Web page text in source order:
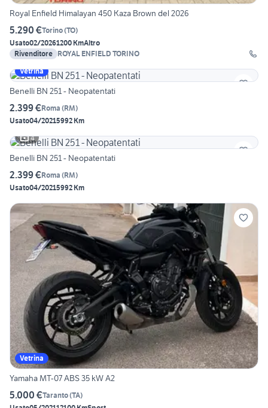
Royal Enfield Himalayan 450 Kaza Brown del 2026
5.290 €Torino(TO)
Usato02/20261200 KmAltro
Rivenditore ROYAL ENFIELD TORINO
Vetrina
Benelli BN 251 - Neopatentati
2.399 €Roma (RM)
Usato04/20215992 Km
4
Benelli BN 251 - Neopatentati
2.399 €Roma (RM)
Usato04/20215992 Km
Vetrina
Yamaha MT-07 ABS 35 kW A2
5.000 €Taranto(TA)